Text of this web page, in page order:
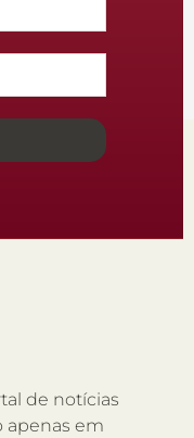
de notícias
apenas em